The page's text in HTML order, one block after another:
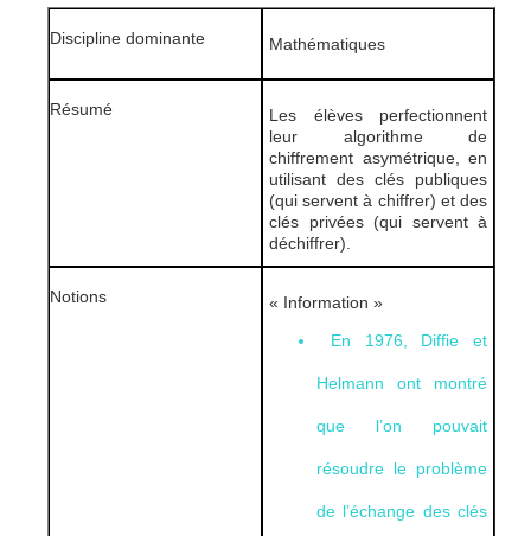
Discipline dominante Mathématiques
Résumé
Les élèves perfectionnent
leur algorithme de
chiffrement asymétrique, en
utilisant des clés publiques
(qui servent à chiffrer) et des
clés privées (qui servent à
déchiffrer).
Notions
« Information »
En 1976, Diffie et
Helmann ont montré
que l’on pouvait
résoudre le problème
de l’échange des clés